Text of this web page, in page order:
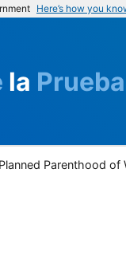
Here’s how you
la Prueba
Planned Parenthood